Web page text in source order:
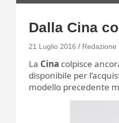
Dalla Cina
21 Luglio 2016 Redazione
La Cina colpisce
disponibile per
modello precedente